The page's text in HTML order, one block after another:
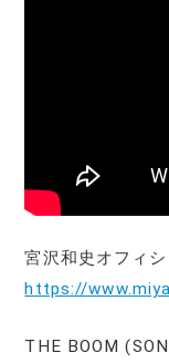
宮沢和史オフィ
https://
THE BOOM